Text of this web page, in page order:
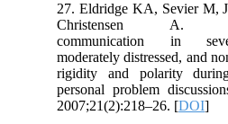
27. Eldridge KA, Sevier M,
Christensen A.
communication in
moderately distressed, and
rigidity and polarity
personal problem
2007;21(2):218–26. [DOI